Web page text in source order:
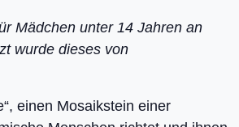
Mädchen unter 14 Jahren an
wurde dieses von
einen Mosaikstein einer